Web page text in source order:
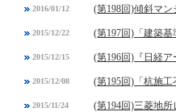
2016/01/12 (第198回)傾斜マ
2015/12/22 (第197回)「建築
2015/12/15 (第196回)『日経
2015/12/08 (第195回)「杭施
2015/11/24 (第194回)三菱地